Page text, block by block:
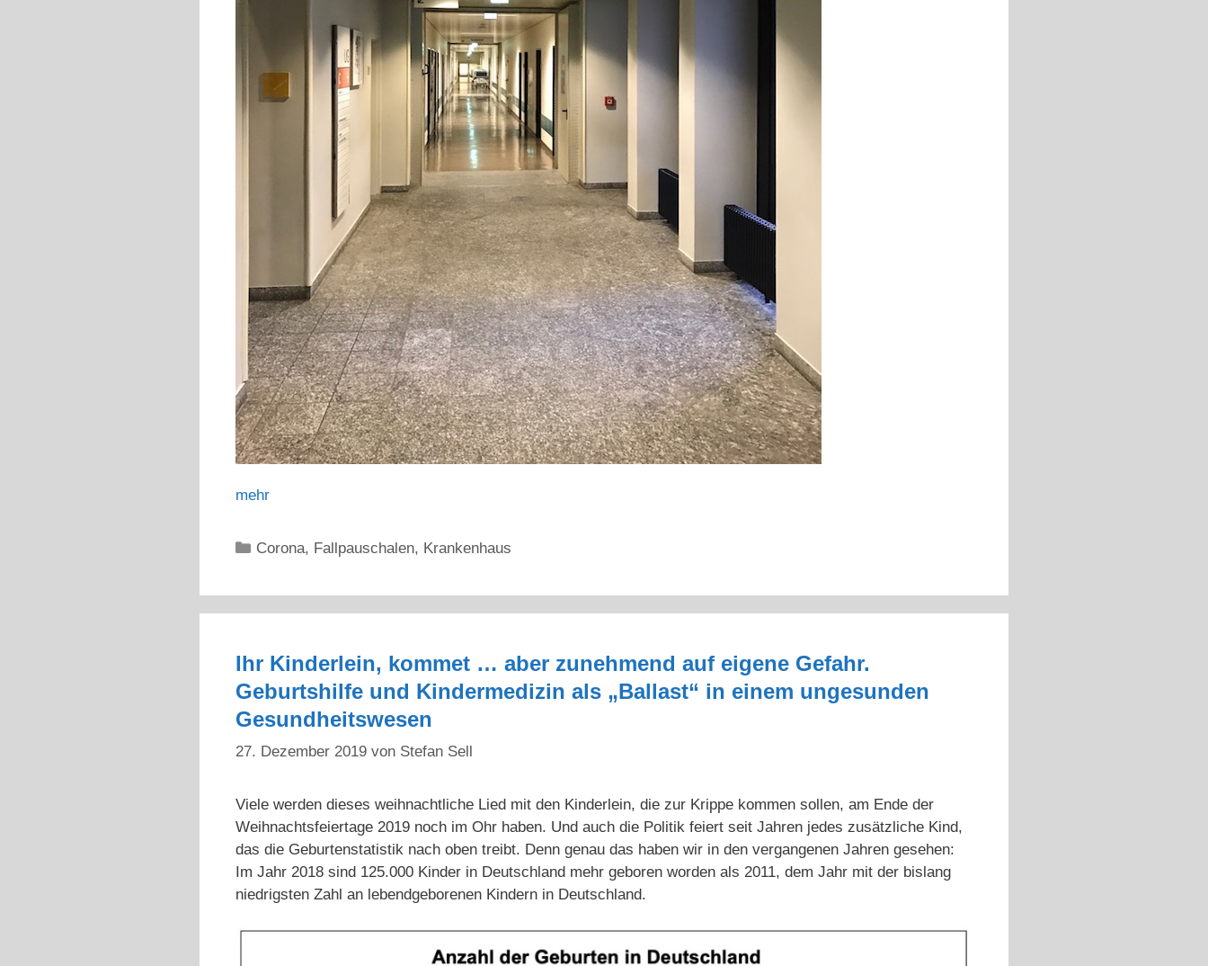
mehr
Kategorien
Corona, Fallpauschalen, Krankenhaus
Ihr Kinderlein, kommet … aber zunehmend auf eigene Gefahr.
Geburtshilfe und Kindermedizin als „Ballast“ in einem ungesunden
Gesundheitswesen
27. Dezember 2019 von Stefan Sell
Viele werden dieses weihnachtliche Lied mit den Kinderlein, die zur Krippe kommen sollen, am Ende der
Weihnachtsfeiertage 2019 noch im Ohr haben. Und auch die Politik feiert seit Jahren jedes zusätzliche Kind,
das die Geburtenstatistik nach oben treibt. Denn genau das haben wir in den vergangenen Jahren gesehen:
Im Jahr 2018 sind 125.000 Kinder in Deutschland mehr geboren worden als 2011, dem Jahr mit der bislang
niedrigsten Zahl an lebendgeborenen Kindern in Deutschland.